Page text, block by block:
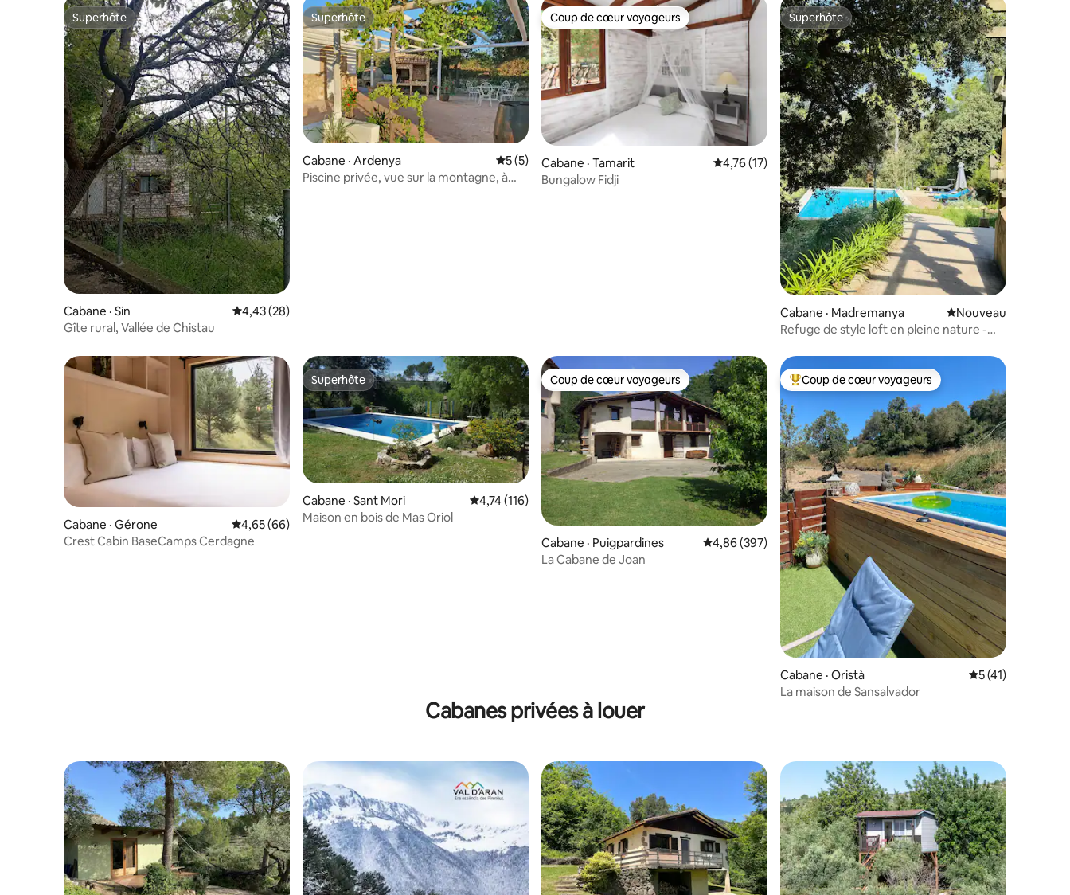
Superhôte
Superhôte
Cabane · Sin Note moyenne de 4,43 sur 5, 28 commentaires
4,43 (28)
Gîte rural, Vallée de Chistau
Superhôte
Superhôte
Cabane · Ardenya Note moyenne de 5 sur 5, 5 commentaires
5 (5)
Piscine privée, vue sur la montagne, à
Coup de cœur voyageurs
Coup de cœur voyageurs
Cabane · Tamarit Note moyenne de 4,76 sur 5, 17 commentaires
4,76 (17)
Bungalow Fidji
Superhôte
Superhôte
Cabane · Madremanya Nouvel hébergement
Nouveau
Refuge de style loft en pleine nature -
Cabane · Gérone Note moyenne de 4,65 sur 5, 66 commentaires
4,65 (66)
Crest Cabin BaseCamps Cerdagne
Superhôte
Superhôte
Cabane · Sant Mori Note moyenne de 4,74 sur 5, 116 commentaires
4,74 (116)
Maison en bois de Mas Oriol
Coup de cœur voyageurs
Coup de cœur voyageurs
Cabane · Puigpardines Note moyenne de 4,86 sur 5, 397 commentaires
4,86 (397)
La Cabane de Joan
Coup de cœur voyageurs parmi les plus aimés
Coup de cœur voyageurs
Cabane · Oristà Note moyenne
5 (41)
La maison de Sansalvador
Cabanes privées à louer